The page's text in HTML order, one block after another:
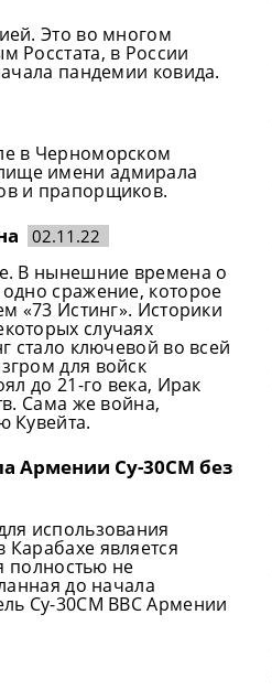
Это во многом
Росстата, в России
пандемии ковида.
в Черноморском
имени адмирала
и прапорщиков.
02.11.22
В нынешние времена о
сражение, которое
«73 Истинг». Историки
случаях
стало ключевой во всей
для войск
до 21-го века, Ирак
Сама же война,
Кувейта.
Армении Су-30СМ без
использования
является
полностью не
до начала
Су-30СМ ВВС Армении